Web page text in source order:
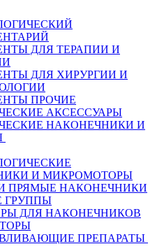
ДЛЯ ТЕРАПИИ И
ДЛЯ ХИРУРГИИ И
ПРОЧИЕ
АКСЕССУАРЫ
НАКОНЕЧНИКИ И
И МИКРОМОТОРЫ
ПРЯМЫЕ НАКОНЕЧНИКИ
ГРУППЫ
ДЛЯ НАКОНЕЧНИКОВ
ПРЕПАРАТЫ